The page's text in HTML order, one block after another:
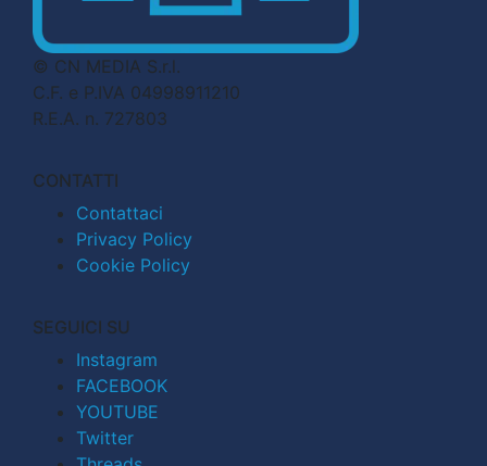
© CN MEDIA S.r.l.
C.F. e P.IVA 04998911210
R.E.A. n. 727803
CONTATTI
Contattaci
Privacy Policy
Cookie Policy
SEGUICI SU
Instagram
FACEBOOK
YOUTUBE
Twitter